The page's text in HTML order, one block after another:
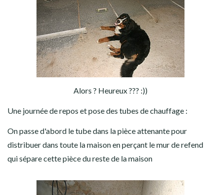
Alors ? Heureux ??? :))
Une journée de repos et pose des tubes de chauffage :
On passe d'abord le tube dans la pièce attenante pour
distribuer dans toute la maison en perçant le mur de refend
qui sépare cette pièce du reste de la maison